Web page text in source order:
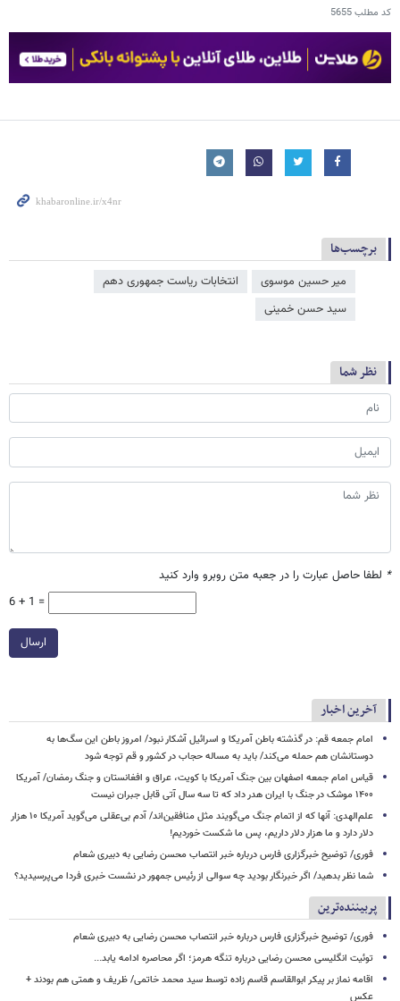
کد مطلب5655
برچسب‌ها
میر حسین موسوی
انتخابات ریاست جمهوری دهم
سید حسن خمینی
نظر شما
* لطفا حاصل عبارت را در جعبه متن روبرو وارد کنید
6 + 1 =
ارسال
آخرین اخبار
امام جمعه قم: در گذشته باطن آمریکا و اسرائیل آشکار نبود/ امروز باطن این سگ‌ها به
دوستانشان هم حمله می‌کند/ باید به مساله حجاب در کشور و قم توجه شود
قیاس امام جمعه اصفهان بین جنگ آمریکا با کویت، عراق و افغانستان و جنگ رمضان/ آمریکا
۱۴۰۰ موشک در جنگ با ایران هدر داد که تا سه سال آتی قابل جبران نیست
علم‌الهدی: آنها که از اتمام جنگ می‌گویند مثل منافقین‌اند/ آدم بی‌عقلی می‌گوید آمریکا ۱۰ هزار
دلار دارد و ما هزار دلار داریم، پس ما شکست خوردیم!
فوری/ توضیح خبرگزاری فارس درباره خبر انتصاب محسن رضایی به دبیری شعام
شما نظر بدهید/ اگر خبرنگار بودید چه سوالی از رئیس جمهور در نشست خبری فردا می‌پرسیدید؟
پربیننده‌ترین
فوری/ توضیح خبرگزاری فارس درباره خبر انتصاب محسن رضایی به دبیری شعام
توئیت انگلیسی محسن رضایی درباره تنگه هرمز؛ اگر محاصره ادامه یابد...
اقامه نماز بر پیکر ابوالقاسم قاسم زاده توسط سید محمد خاتمی/ ظریف و همتی هم بودند +
عکس